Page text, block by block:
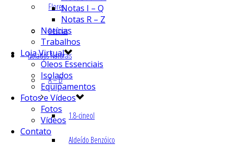
Flores
Resinas
Isolados Naturais
A – D
1.8-cineol
Aldeído Benzóico
Notas I – Q
Notas R – Z
Notícias
Trabalhos
Loja Virtual
Óleos Essenciais
Isolados
Equipamentos
Fotos e Vídeos
Fotos
Vídeos
Contato